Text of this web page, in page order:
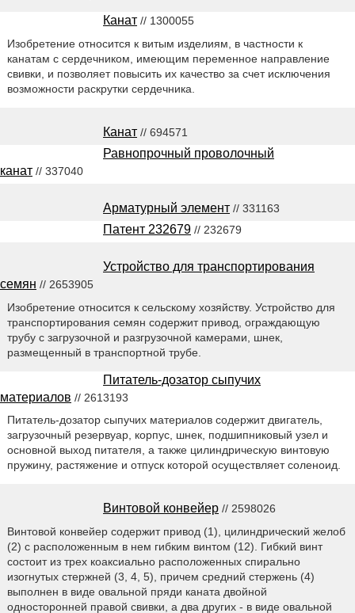
Канат // 1300055
Изобретение относится к витым изделиям, в частности к
канатам с сердечником, имеющим переменное направление
свивки, и позволяет повысить их качество за счет исключения
возможности раскрутки сердечника.
Канат // 694571
Равнопрочный проволочный
канат // 337040
Арматурный элемент // 331163
Патент 232679 // 232679
Устройство для транспортирования
семян // 2653905
Изобретение относится к сельскому хозяйству. Устройство для
транспортирования семян содержит привод, ограждающую
трубу с загрузочной и разгрузочной камерами, шнек,
размещенный в транспортной трубе.
Питатель-дозатор сыпучих
материалов // 2613193
Питатель-дозатор сыпучих материалов содержит двигатель,
загрузочный резервуар, корпус, шнек, подшипниковый узел и
основной выход питателя, а также цилиндрическую винтовую
пружину, растяжение и отпуск которой осуществляет соленоид.
Винтовой конвейер // 2598026
Винтовой конвейер содержит привод (1), цилиндрический желоб
(2) с расположенным в нем гибким винтом (12). Гибкий винт
состоит из трех коаксиально расположенных спирально
изогнутых стержней (3, 4, 5), причем средний стержень (4)
выполнен в виде овальной пряди каната двойной
односторонней правой свивки, а два других - в виде овальной